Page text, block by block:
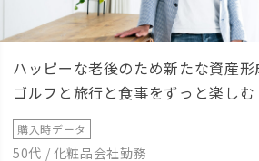
ハッピーな老後のため新たな資産形
ゴルフと旅行と食事をずっと楽しむ
購入時データ
50代 / 化粧品会社勤務